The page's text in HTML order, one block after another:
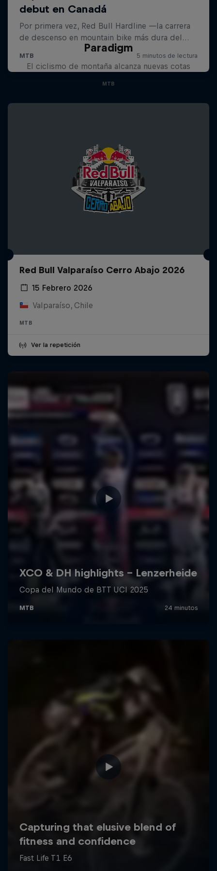
Paradigm
El ciclismo de montaña alcanza nuevas cotas
MTB
Red Bull Valparaíso Cerro Abajo 2026
15 Febrero 2026
Valparaíso, Chile
MTB
Ver la repetición